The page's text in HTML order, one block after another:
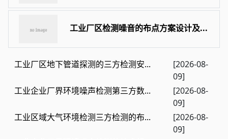
工业厂区检测噪音的布点方案设计及...
工业厂区地下管道探测的三方检测安...
[2026-08-
09]
工业企业厂界环境噪声检测第三方数...
[2026-08-
09]
工业区域大气环境检测三方检测的布...
[2026-08-
09]